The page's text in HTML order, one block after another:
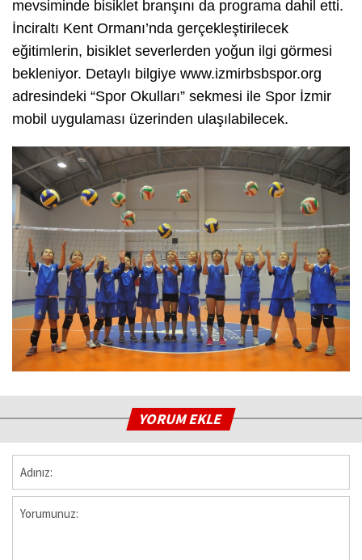
mevsiminde bisiklet branşını da programa dahil etti.
İnciraltı Kent Ormanı’nda gerçekleştirilecek
eğitimlerin, bisiklet severlerden yoğun ilgi görmesi
bekleniyor. Detaylı bilgiye www.izmirbsbspor.org
adresindeki “Spor Okulları” sekmesi ile Spor İzmir
mobil uygulaması üzerinden ulaşılabilecek.
YORUM EKLE